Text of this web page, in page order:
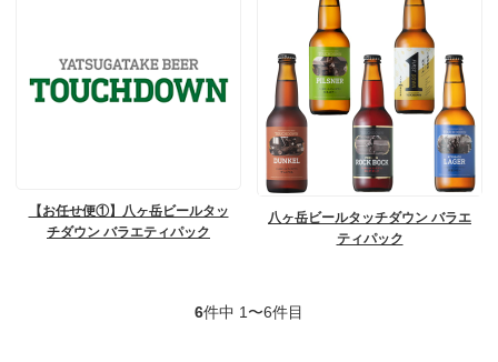
【お任せ便①】八ヶ岳ビールタッ
チダウン バラエティパック
八ヶ岳ビールタッチダウン バラエ
ティパック
6件中 1〜6件目